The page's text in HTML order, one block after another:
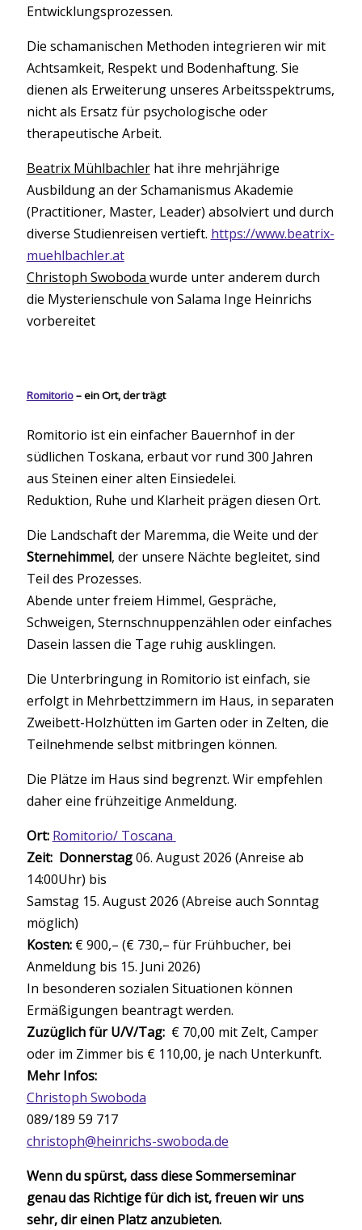
Entwicklungsprozessen.
Die schamanischen Methoden integrieren wir mit
Achtsamkeit, Respekt und Bodenhaftung. Sie
dienen als Erweiterung unseres Arbeitsspektrums,
nicht als Ersatz für psychologische oder
therapeutische Arbeit.
Beatrix Mühlbachlerhat ihre mehrjährige
Ausbildung an der Schamanismus Akademie
(Practitioner, Master, Leader) absolviert und durch
diverse Studienreisen vertieft. https://www.beatrix-
muehlbachler.at
Christoph Swoboda wurde unter anderem durch
die Mysterienschule von Salama Inge Heinrichs
vorbereitet
Romitorio– ein Ort, der trägt
Romitorio ist ein einfacher Bauernhof in der
südlichen Toskana, erbaut vor rund 300 Jahren
aus Steinen einer alten Einsiedelei.
Reduktion, Ruhe und Klarheit prägen diesen Ort.
Die Landschaft der Maremma, die Weite und der
Sternehimmel, der unsere Nächte begleitet, sind
Teil des Prozesses.
Abende unter freiem Himmel, Gespräche,
Schweigen, Sternschnuppenzählen oder einfaches
Dasein lassen die Tage ruhig ausklingen.
Die Unterbringung in Romitorio ist einfach, sie
erfolgt in Mehrbettzimmern im Haus, in separaten
Zweibett-Holzhütten im Garten oder in Zelten, die
Teilnehmende selbst mitbringen können.
Die Plätze im Haus sind begrenzt. Wir empfehlen
daher eine frühzeitige Anmeldung.
Ort: Romitorio/ Toscana
Zeit: Donnerstag06. August 2026 (Anreise ab
14:00Uhr) bis
Samstag 15. August 2026 (Abreise auch Sonntag
möglich)
Kosten:€ 900,– (€ 730,– für Frühbucher, bei
Anmeldung bis 15. Juni 2026)
In besonderen sozialen Situationen können
Ermäßigungen beantragt werden.
Zuzüglich für U/V/Tag:€ 70,00 mit Zelt, Camper
oder im Zimmer bis € 110,00, je nach Unterkunft.
Mehr Infos:
Christoph Swoboda
089/189 59 717
christoph@heinrichs-swoboda.de
Wenn du spürst, dass diese Sommerseminar
genau das Richtige für dich ist, freuen wir uns
sehr, dir einen Platz anzubieten.